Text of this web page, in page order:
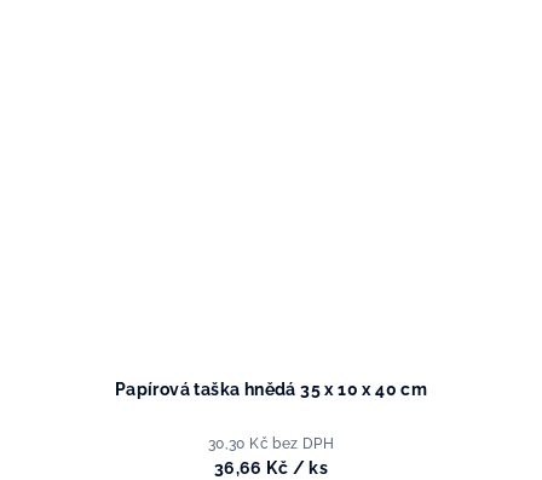
Papírová taška hnědá 35 x 10 x 40 cm
30,30 Kč bez DPH
36,66 Kč / ks